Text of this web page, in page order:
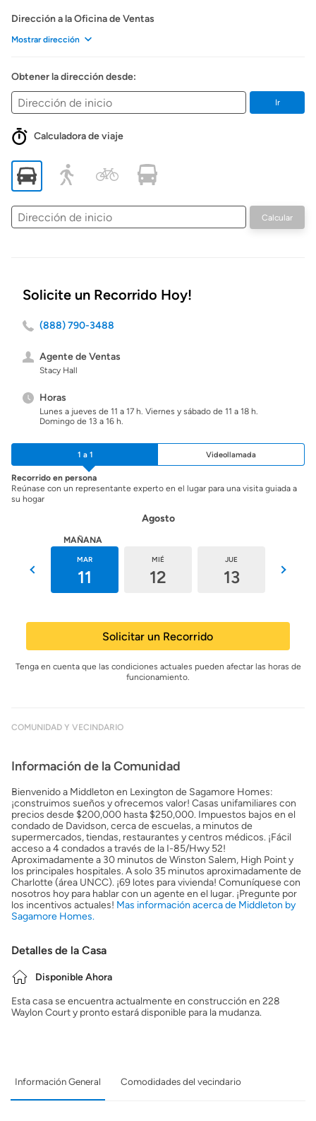
Dirección a la Oficina de Ventas
Mostrar dirección
Obtener la dirección desde:
Ir
Calculadora de viaje
Dirección
de
Calcular
Solicite un Recorrido Hoy!
(888) 790-3488
Agente de Ventas
Stacy Hall
Horas
Lunes a jueves de 11 a 17 h. Viernes y sábado de 11 a 18 h.
Domingo de 13 a 16 h.
1 a 1 Videollamada
Recorrido en persona
Reúnase con un representante experto en el lugar para una visita guiada a
su hogar
Agosto
MAÑANA
MAR
11
MIÉ
12
JUE
13
Solicitar un Recorrido
Tenga en cuenta que las condiciones actuales pueden afectar las horas de
funcionamiento.
COMUNIDAD Y VECINDARIO
Información de la Comunidad
Bienvenido a Middleton en Lexington de Sagamore Homes:
¡construimos sueños y ofrecemos valor! Casas unifamiliares con
precios desde $200,000 hasta $250,000. Impuestos bajos en el
condado de Davidson, cerca de escuelas, a minutos de
supermercados, tiendas, restaurantes y centros médicos. ¡Fácil
acceso a 4 condados a través de la I-85/Hwy 52!
Aproximadamente a 30 minutos de Winston Salem, High Point y
los principales hospitales. A solo 35 minutos aproximadamente de
Charlotte (área UNCC). ¡69 lotes para vivienda! Comuníquese con
nosotros hoy para hablar con un agente en el lugar. ¡Pregunte por
los incentivos actuales! Mas información acerca de Middleton by
Sagamore Homes.
Detalles de la Casa
Disponible Ahora
Esta casa se encuentra actualmente en construcción en 228
Waylon Court y pronto estará disponible para la mudanza.
Información General Comodidades del vecindario